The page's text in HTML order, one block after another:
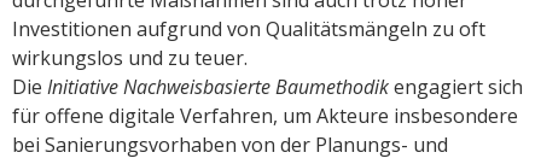
Investitionen aufgrund von Qualitätsmängeln zu oft
wirkungslos und zu teuer.
Die Initiative Nachweisbasierte Baumethodikengagiert sich
für offene digitale Verfahren, um Akteure insbesondere
bei Sanierungsvorhaben von der Planungs- und